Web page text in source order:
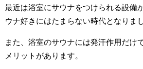
最近は浴室にサウナをつけられる設備
ウナ好きにはたまらない時代となりまし
また、浴室のサウナには発汗作用だけ
メリットがあります。